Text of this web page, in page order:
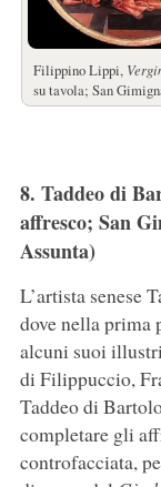
Filippino Lippi,
su tavola; San
8. Taddeo di
affresco; San
Assunta)
L’artista senese
dove nella prima
alcuni suoi
di Filippuccio,
Taddeo di
completare gli
controfacciata,